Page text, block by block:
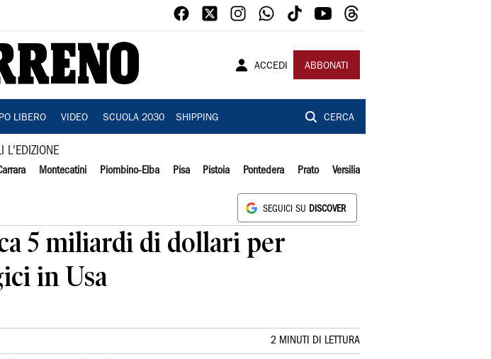
ACCEDI ABBONATI
LIBERO VIDEO SCUOLA 2030 SHIPPING CERCA
L'EDIZIONE
Montecatini Piombino-Elba Pisa Pistoia Pontedera Prato Versilia
SEGUICI SU DISCOVER
5 miliardi di dollari per
in Usa
2 MINUTI DI LETTURA